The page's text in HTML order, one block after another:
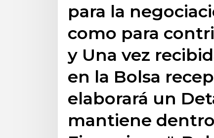
para la
como para
y Una vez
en la Bolsa
elaborará un
mantiene